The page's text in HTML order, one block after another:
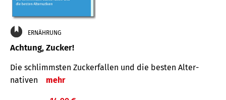
ERNÄHRUNG
Achtung, Zucker!
Die schlimmsten Zucker­fallen und die besten Alter­
nativen
mehr